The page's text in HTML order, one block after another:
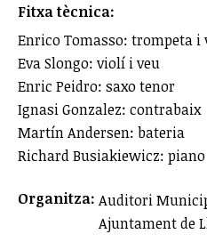
Fitxa tècnica:
Enrico Tomasso: trompeta i
Eva Slongo: violí i veu
Enric Peidro: saxo tenor
Ignasi Gonzalez: contrabaix
Martín Andersen: bateria
Richard Busiakiewicz: piano
Organitza: Auditori
Ajuntament de